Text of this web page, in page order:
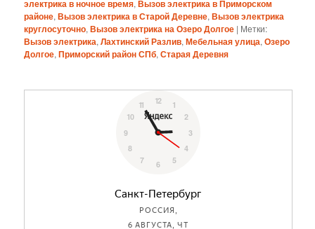
электрика в ночное время,Вызов электрика в Приморском
районе,Вызов электрика в Старой Деревне,Вызов электрика
круглосуточно,Вызов электрика на Озеро Долгое | Метки:
Вызов электрика,Лахтинский Разлив,Мебельная улица,Озеро
Долгое,Приморский район СПб,Старая Деревня